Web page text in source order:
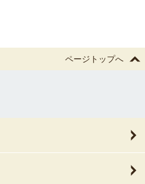
ページトップへ